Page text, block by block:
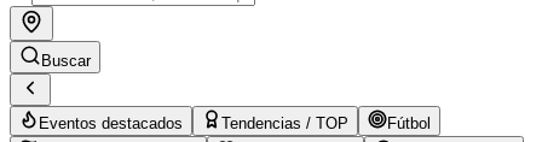
Buscar
Eventos destacados Tendencias / TOP
Fútbol